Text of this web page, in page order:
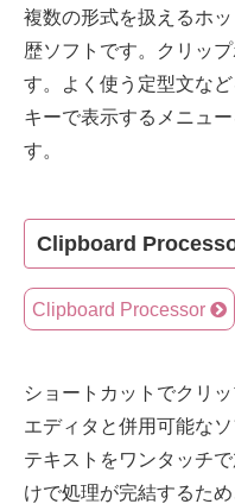
複数の形式を扱えるホ
歴ソフトです。クリッ
す。よく使う定型文な
キーで表示するメニュ
す。
Clipboard
Clipboard Processor
ショートカットでクリ
エディタと併用可能な
テキストをワンタッチ
けで処理が完結するた